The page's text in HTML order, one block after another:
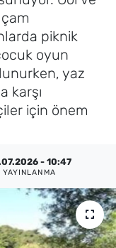
çam
piknik
oyun
yaz
karşı
için önem
- 10:47
YAYINLANMA